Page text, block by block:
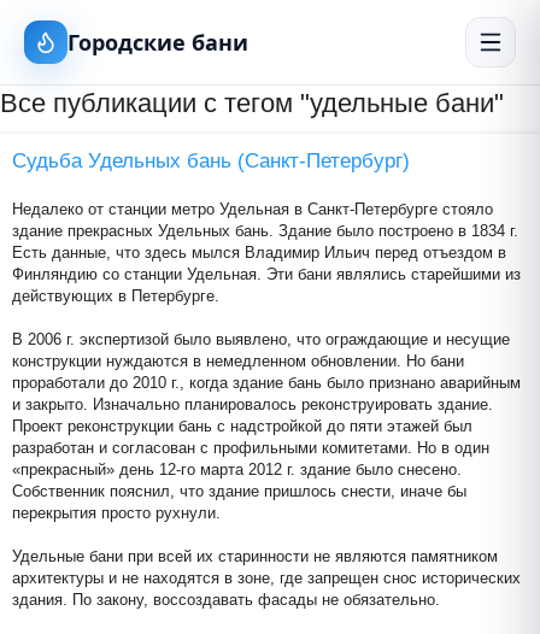
Городские бани
Все публикации с тегом "удельные бани"
Судьба Удельных бань (Санкт-Петербург)
Недалеко от станции метро Удельная в Санкт-Петербурге стояло
здание прекрасных Удельных бань. Здание было построено в 1834 г.
Есть данные, что здесь мылся Владимир Ильич перед отъездом в
Финляндию со станции Удельная. Эти бани являлись старейшими из
действующих в Петербурге.
В 2006 г. экспертизой было выявлено, что ограждающие и несущие
конструкции нуждаются в немедленном обновлении. Но бани
проработали до 2010 г., когда здание бань было признано аварийным
и закрыто. Изначально планировалось реконструировать здание.
Проект реконструкции бань с надстройкой до пяти этажей был
разработан и согласован с профильными комитетами. Но в один
«прекрасный» день 12-го марта 2012 г. здание было снесено.
Собственник пояснил, что здание пришлось снести, иначе бы
перекрытия просто рухнули.
Удельные бани при всей их старинности не являются памятником
архитектуры и не находятся в зоне, где запрещен снос исторических
здания. По закону, воссоздавать фасады не обязательно.